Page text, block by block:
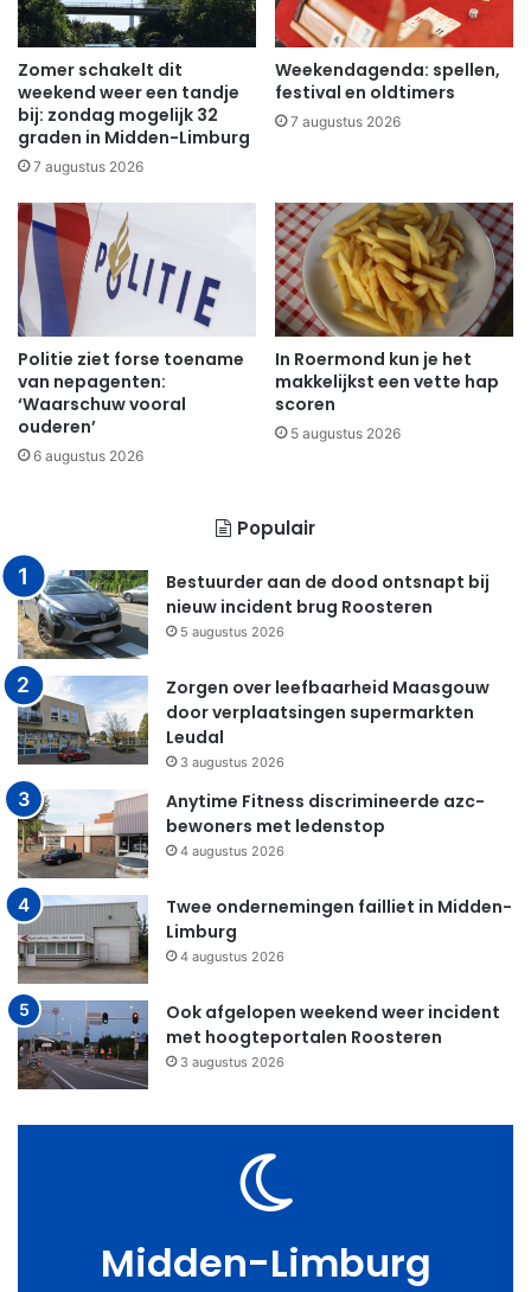
Zomer schakelt dit
weekend weer een tandje
bij: zondag mogelijk 32
graden in Midden-Limburg
7 augustus 2026
Weekendagenda: spellen,
festival en oldtimers
7 augustus 2026
Politie ziet forse toename
van nepagenten:
‘Waarschuw vooral
ouderen’
6 augustus 2026
In Roermond kun je het
makkelijkst een vette hap
scoren
5 augustus 2026
Populair
Bestuurder aan de dood ontsnapt bij
nieuw incident brug Roosteren
5 augustus 2026
Zorgen over leefbaarheid Maasgouw
door verplaatsingen supermarkten
Leudal
3 augustus 2026
Anytime Fitness discrimineerde azc-
bewoners met ledenstop
4 augustus 2026
Twee ondernemingen failliet in Midden-
Limburg
4 augustus 2026
Ook afgelopen weekend weer incident
met hoogteportalen Roosteren
3 augustus 2026
Midden-Limburg